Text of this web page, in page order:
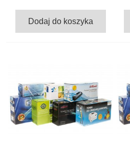
Dodaj do koszyka